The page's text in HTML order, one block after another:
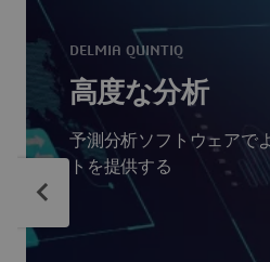
DELMIA QUINTIQ
高度な分析
予測分析ソフトウェアで
トを提供する